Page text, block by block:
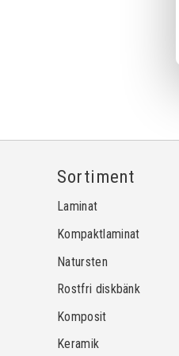
Sortiment
Laminat
Kompaktlaminat
Natursten
Rostfri diskbänk
Komposit
Keramik